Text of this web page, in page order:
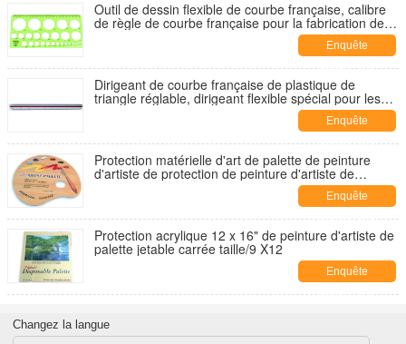
Outil de dessin flexible de courbe française, calibre
de règle de courbe française pour la fabrication de
Enquête
maintenant
Dirigeant de courbe française de plastique de
triangle réglable, dirigeant flexible spécial pour les
Enquête
maintenant
Protection matérielle d'art de palette de peinture
d'artiste de protection de peinture d'artiste de
couverture de papier pour des enfants
Enquête
maintenant
Protection acrylique 12 x 16" de peinture d'artiste de
palette jetable carrée taille/9 X12
Enquête
maintenant
Changez la langue